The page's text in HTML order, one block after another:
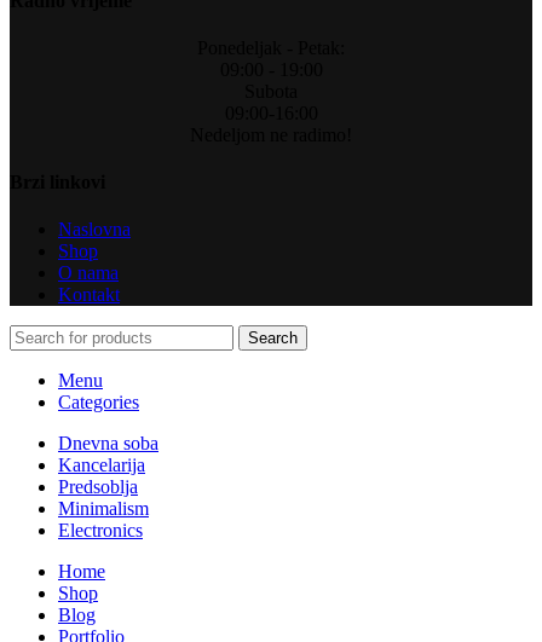
Naslovna
Shop
O nama
Kontakt
Search
Menu
Categories
Dnevna soba
Kancelarija
Predsoblja
Minimalism
Electronics
Home
Shop
Blog
Portfolio